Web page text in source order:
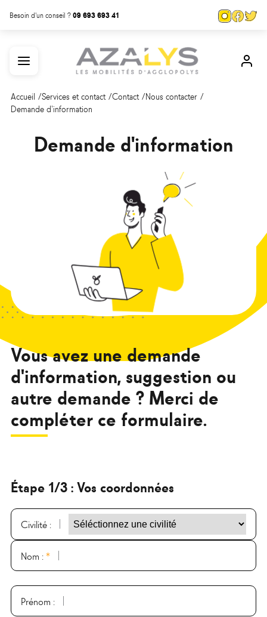
Besoin d'un conseil ?09 693 693 41
PagePage
Menu
Mon
Accueil Services et contact Contact Nous contacter
Demande d'information
Demande d'information
Vous avez une demande
d'information, suggestion ou
autre demande ? Merci de
compléter ce formulaire.
Étape 1/3 : Vos coordonnées
Civilité :
Nom :*
Prénom :